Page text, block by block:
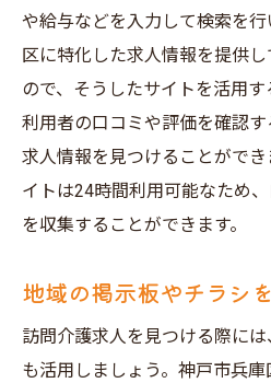
や給与などを入力して検索を
区に特化した求人情報を提供
ので、そうしたサイトを活用す
利用者の口コミや評価を確認
求人情報を見つけることがで
イトは24時間利用可能なため
を収集することができます。
地域の掲示板やチラシ
訪問介護求人を見つける際に
も活用しましょう。神戸市兵